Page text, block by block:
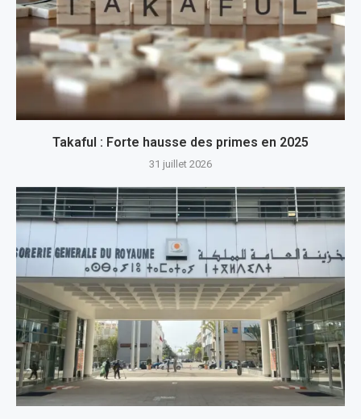
Takaful : Forte hausse des primes en 2025
31 juillet 2026